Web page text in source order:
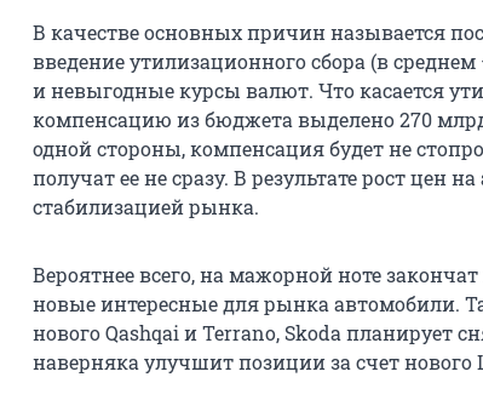
В качестве основных причин называется
введение утилизационного сбора (в
и невыгодные курсы валют. Что касается
компенсацию из бюджета выделено 270 млрд
одной стороны, компенсация будет не
получат ее не сразу. В результате рост цен
стабилизацией рынка.
Вероятнее всего, на мажорной ноте
новые интересные для рынка автомобили.
нового Qashqai и Terrano, Skoda планирует
наверняка улучшит позиции за счет нового